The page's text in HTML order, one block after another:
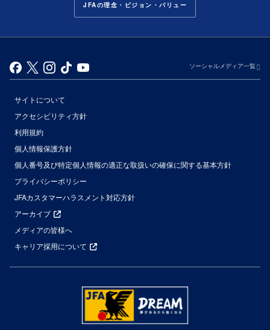
JFAの理念・ビジョン・バリュー
ソーシャルメディア一覧
サイトについて
アクセシビリティ方針
利用規約
個人情報保護方針
個人番号及び特定個人情報の適正な取扱いの確保に関する基本方針
プライバシーポリシー
JFAカスタマーハラスメント対応方針
アーカイブ
メディアの皆様へ
キャリア採用について